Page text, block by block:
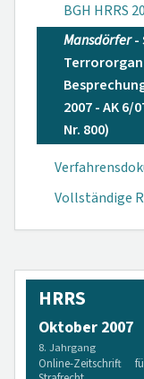
BGH HRRS
Mansdörfer-
2007 - AK 6/
Nr. 800)
Vollständige
HRRS
Oktober 2007
8. Jahrgang
Online-Zeitschrift